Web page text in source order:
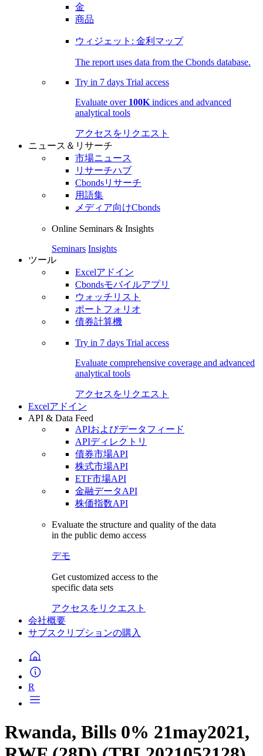
金
商品
ウィジェット: 金利マップ
The report uses data from the Cbonds database.
Try in 7 days Trial access
Evaluate over 100K indices and advanced
analytical tools
アクセスをリクエスト
ニュース＆リサーチ
市場ニュース
リサーチハブ
Cbondsリサーチ
用語集
メディア向けCbonds
Online Seminars & Insights
Seminars Insights
ツール
Excelアドイン
Cbondsモバイルアプリ
ウォッチリスト
ポートフォリオ
債券計算機
Try in 7 days Trial access
Evaluate comprehensive coverage and advanced
analytical tools
アクセスをリクエスト
Excelアドイン
API & Data Feed
APIおよびデータフィード
APIディレクトリ
債券市場API
株式市場API
ETF市場API
金融データAPI
株価指数API
Evaluate the structure and quality of the data
in the public demo access
デモ
Get customized access to the
specific data sets
アクセスをリクエスト
会社概要
サブスクリプションの購入
R
Rwanda, Bills 0% 21may2021,